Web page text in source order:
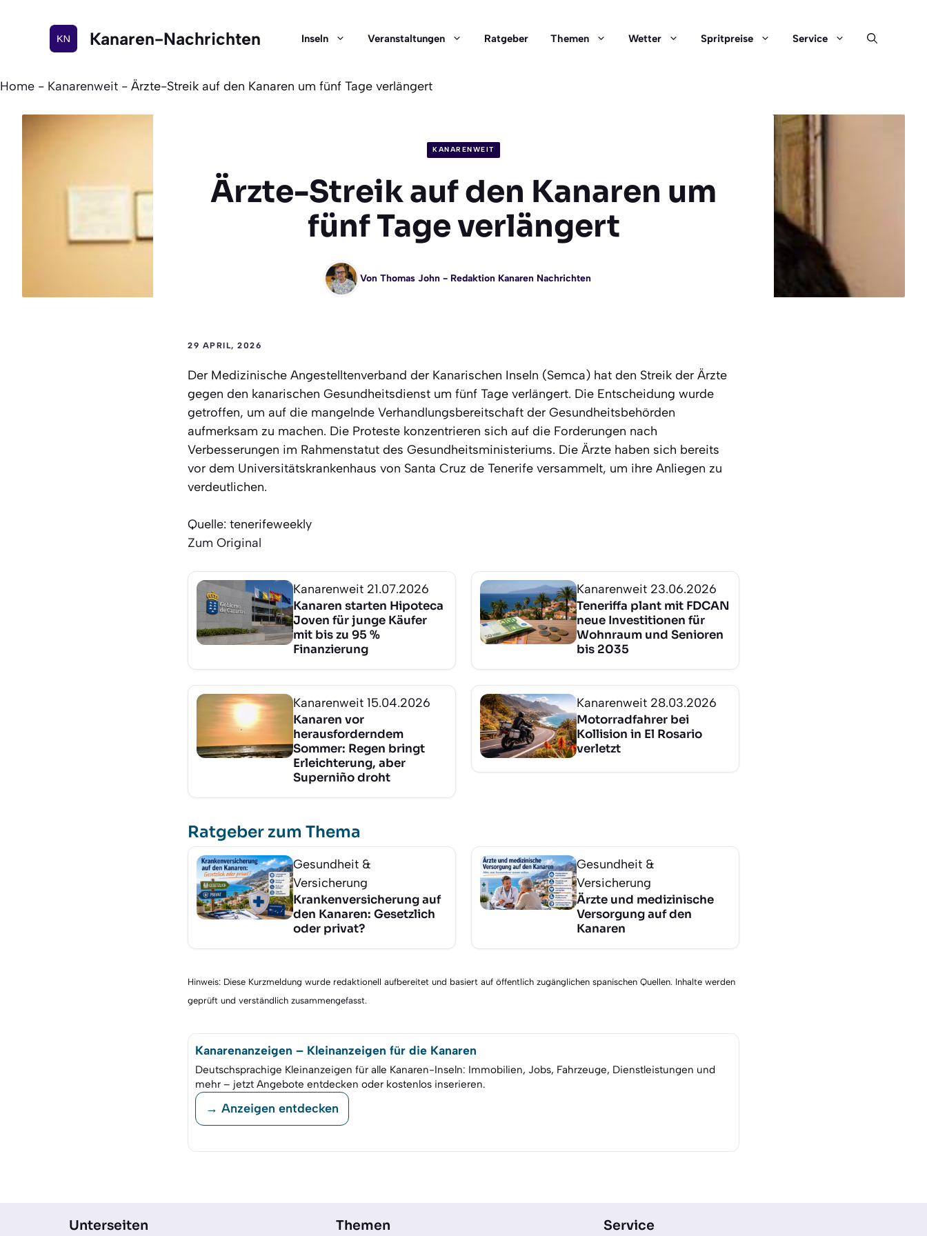
Kanaren-Nachrichten Inseln Veranstaltungen Ratgeber Themen Wetter Spritpreise Service
Home - Kanarenweit - Ärzte-Streik auf den Kanaren um fünf Tage verlängert
KANARENWEIT
Ärzte-Streik auf den Kanaren um
fünf Tage verlängert
Von Thomas John- Redaktion Kanaren Nachrichten
29 APRIL, 2026
Der Medizinische Angestelltenverband der Kanarischen Inseln (Semca) hat den Streik der Ärzte
gegen den kanarischen Gesundheitsdienst um fünf Tage verlängert. Die Entscheidung wurde
getroffen, um auf die mangelnde Verhandlungsbereitschaft der Gesundheitsbehörden
aufmerksam zu machen. Die Proteste konzentrieren sich auf die Forderungen nach
Verbesserungen im Rahmenstatut des Gesundheitsministeriums. Die Ärzte haben sich bereits
vor dem Universitätskrankenhaus von Santa Cruz de Tenerife versammelt, um ihre Anliegen zu
verdeutlichen.
Quelle: tenerifeweekly
Zum Original
Kanarenweit 21.07.2026
Kanaren starten Hipoteca
Joven für junge Käufer
mit bis zu 95 %
Finanzierung
Kanarenweit 23.06.2026
Teneriffa plant mit FDCAN
neue Investitionen für
Wohnraum und Senioren
bis 2035
Kanarenweit 15.04.2026
Kanaren vor
herausforderndem
Sommer: Regen bringt
Erleichterung, aber
Superniño droht
Kanarenweit 28.03.2026
Motorradfahrer bei
Kollision in El Rosario
verletzt
Ratgeber zum Thema
Gesundheit &
Versicherung
Krankenversicherung auf
den Kanaren: Gesetzlich
oder privat?
Gesundheit &
Versicherung
Ärzte und medizinische
Versorgung auf den
Kanaren
Hinweis: Diese Kurzmeldung wurde redaktionell aufbereitet und basiert auf öffentlich zugänglichen spanischen Quellen. Inhalte werden
geprüft und verständlich zusammengefasst.
Kanarenanzeigen – Kleinanzeigen für die Kanaren
Deutschsprachige Kleinanzeigen für alle Kanaren-Inseln: Immobilien, Jobs, Fahrzeuge, Dienstleistungen und
mehr – jetzt Angebote entdecken oder kostenlos inserieren.
→ Anzeigen entdecken
Unterseiten Themen Service